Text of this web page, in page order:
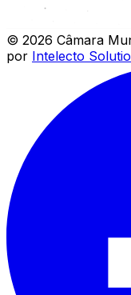
© 2026 Câmara
por Intelecto